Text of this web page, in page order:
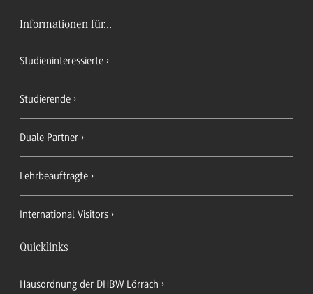
Informationen für...
Studieninteressierte
Studierende
Duale Partner
Lehrbeauftragte
International Visitors
Quicklinks
Hausordnung der DHBW Lörrach